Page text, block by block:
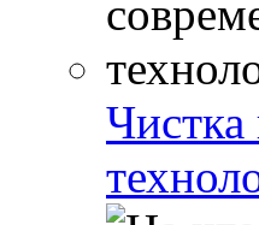
Чистка